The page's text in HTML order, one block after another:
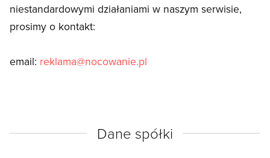
niestandardowymi działaniami w naszym serwisie,
prosimy o kontakt:
email: reklama@nocowanie.pl
Dane spółki